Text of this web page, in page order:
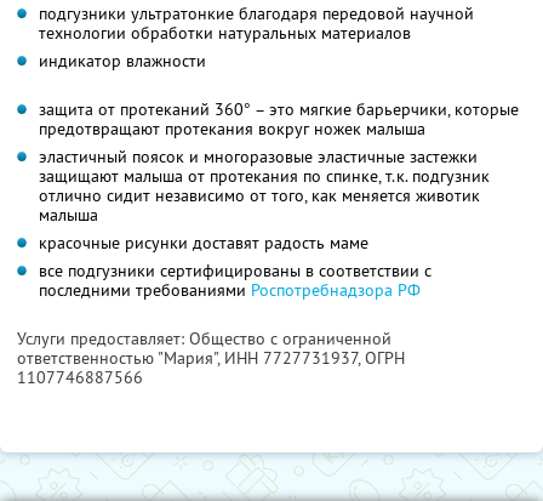
подгузники ультратонкие благодаря передовой научной
технологии обработки натуральных материалов
индикатор влажности
защита от протеканий 360° – это мягкие барьерчики, которые
предотвращают протекания вокруг ножек малыша
эластичный поясок и многоразовые эластичные застежки
защищают малыша от протекания по спинке, т.к. подгузник
отлично сидит независимо от того, как меняется животик
малыша
красочные рисунки доставят радость маме
все подгузники сертифицированы в соответствии с
последними требованиями Роспотребнадзора РФ
Услуги предоставляет: Общество с ограниченной
ответственностью "Мария", ИНН 7727731937, ОГРН
1107746887566